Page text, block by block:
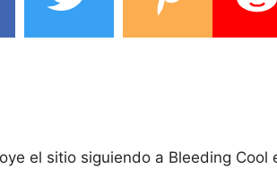
el sitio siguiendo a Bleeding Cool